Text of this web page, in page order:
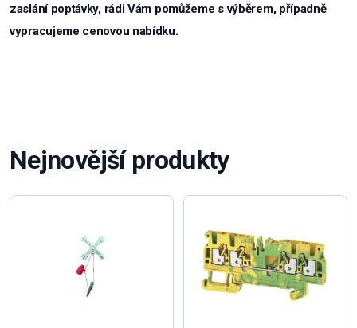
zaslání poptávky, rádi Vám pomůžeme s výběrem, případně
vypracujeme cenovou nabídku.
Nejnovější produkty